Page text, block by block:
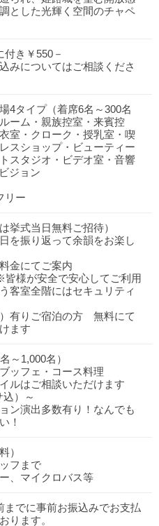
べ試食（無料）
とした光輝く空間のチャペ
付き￥550－
みについてはご相談くださ
4タイプ（着席6名～300名
ーム・親族控室・来賓控
室・クローク・授乳室・喫
スショップ・ビューティー
スタジオ・ビデオ室・音響
ジョン
リー
挙式当日無料ご招待）
を振り返って余韻をお楽し
金にてご案内
様が安全で安心してご利用
客室全階にはセキュリティ
有りご宿泊の方 無料にて
ます
～1,000名）
ッフェ・コース料理
ルはご相談いただけます
込）～
ン演出多数有り！なんでも
！
）
フまで
、マイクロバス等
までに事前お振込みでお支払
ります。